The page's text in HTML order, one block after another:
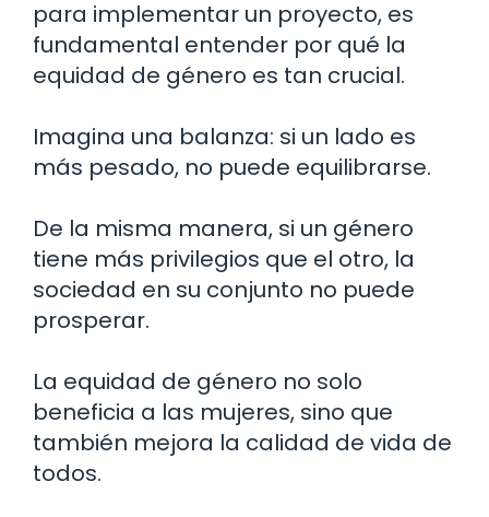
para implementar un proyecto, es
fundamental entender por qué la
equidad de género es tan crucial.
Imagina una balanza: si un lado es
más pesado, no puede equilibrarse.
De la misma manera, si un género
tiene más privilegios que el otro, la
sociedad en su conjunto no puede
prosperar.
La equidad de género no solo
beneficia a las mujeres, sino que
también mejora la calidad de vida de
todos.